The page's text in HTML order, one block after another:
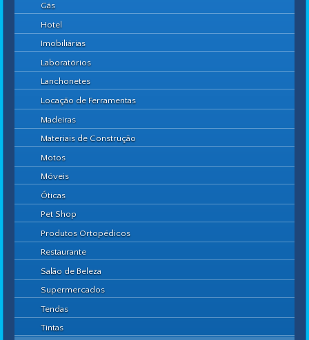
Gás
Hotel
Imobiliárias
Laboratórios
Lanchonetes
Locação de Ferramentas
Madeiras
Materiais de Construção
Motos
Móveis
Óticas
Pet Shop
Produtos Ortopédicos
Restaurante
Salão de Beleza
Supermercados
Tendas
Tintas